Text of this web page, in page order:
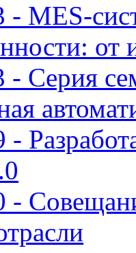
- MES-
от
- Серия
-
-